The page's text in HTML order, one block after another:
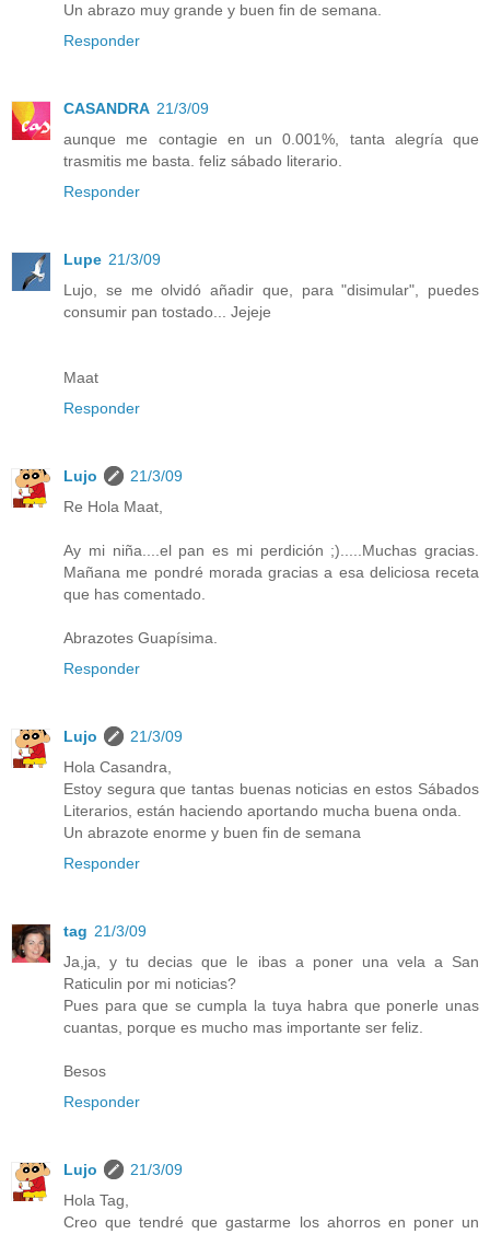
Un abrazo muy grande y buen fin de semana.
Responder
CASANDRA 21/3/09
aunque me contagie en un 0.001%, tanta alegría que
trasmitis me basta. feliz sábado literario.
Responder
Lupe 21/3/09
Lujo, se me olvidó añadir que, para "disimular", puedes
consumir pan tostado... Jejeje
Maat
Responder
Lujo
21/3/09
Re Hola Maat,
Ay mi niña....el pan es mi perdición ;).....Muchas gracias.
Mañana me pondré morada gracias a esa deliciosa receta
que has comentado.
Abrazotes Guapísima.
Responder
Lujo
21/3/09
Hola Casandra,
Estoy segura que tantas buenas noticias en estos Sábados
Literarios, están haciendo aportando mucha buena onda.
Un abrazote enorme y buen fin de semana
Responder
tag 21/3/09
Ja,ja, y tu decias que le ibas a poner una vela a San
Raticulin por mi noticias?
Pues para que se cumpla la tuya habra que ponerle unas
cuantas, porque es mucho mas importante ser feliz.
Besos
Responder
Lujo
21/3/09
Hola Tag,
Creo que tendré que gastarme los ahorros en poner un